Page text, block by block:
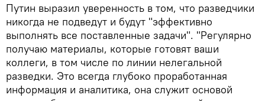
Путин выразил уверенность в том, что разведчики
никогда не подведут и будут "эффективно
выполнять все поставленные задачи". "Регулярно
получаю материалы, которые готовят ваши
коллеги, в том числе по линии нелегальной
разведки. Это всегда глубоко проработанная
информация и аналитика, она служит основой